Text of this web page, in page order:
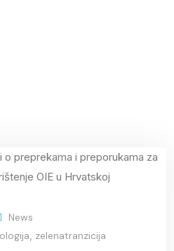
News
zelenatranzicija